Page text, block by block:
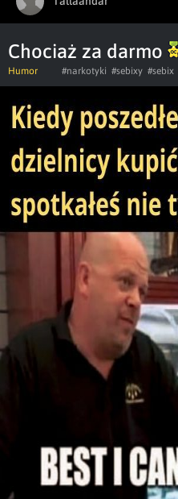
Chociaż za darmo
Humor #narkotyki #sebixy #sebix